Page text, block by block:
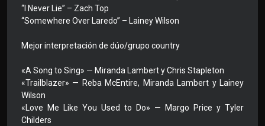
“I Never Lie” – Zach Top
“Somewhere Over Laredo” – Lainey Wilson
Mejor interpretación de dúo/grupo country
«A Song to Sing» — Miranda Lambert y Chris Stapleton
«Trailblazer» — Reba McEntire, Miranda Lambert y Lainey
Wilson
«Love Me Like You Used to Do» — Margo Price y Tyler
Childers